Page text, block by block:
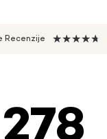
Recenzije ★★★★★